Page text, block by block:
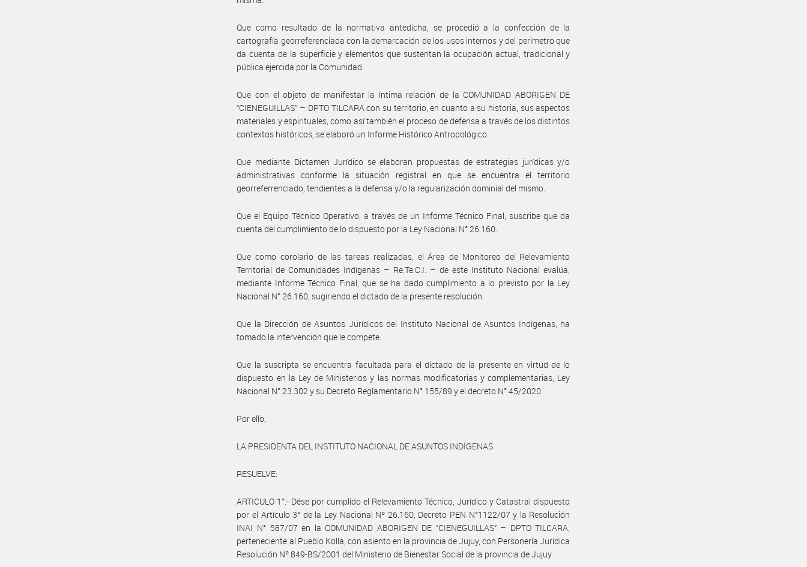
Que como resultado de la normativa antedicha, se procedió a la confección de la
cartografía georreferenciada con la demarcación de los usos internos y del perímetro que
da cuenta de la superficie y elementos que sustentan la ocupación actual, tradicional y
pública ejercida por la Comunidad.
Que con el objeto de manifestar la íntima relación de la COMUNIDAD ABORIGEN DE
“CIENEGUILLAS” – DPTO TILCARA con su territorio, en cuanto a su historia, sus aspectos
materiales y espirituales, como así también el proceso de defensa a través de los distintos
contextos históricos, se elaboró un Informe Histórico Antropológico.
Que mediante Dictamen Jurídico se elaboran propuestas de estrategias jurídicas y/o
administrativas conforme la situación registral en que se encuentra el territorio
georreferrenciado, tendientes a la defensa y/o la regularización dominial del mismo.
Que el Equipo Técnico Operativo, a través de un Informe Técnico Final, suscribe que da
cuenta del cumplimiento de lo dispuesto por la Ley Nacional N° 26.160.
Que como corolario de las tareas realizadas, el Área de Monitoreo del Relevamiento
Territorial de Comunidades Indígenas – Re.Te.C.I. – de este Instituto Nacional evalúa,
mediante Informe Técnico Final, que se ha dado cumplimiento a lo previsto por la Ley
Nacional N° 26.160, sugiriendo el dictado de la presente resolución.
Que la Dirección de Asuntos Jurídicos del Instituto Nacional de Asuntos Indígenas, ha
tomado la intervención que le compete.
Que la suscripta se encuentra facultada para el dictado de la presente en virtud de lo
dispuesto en la Ley de Ministerios y las normas modificatorias y complementarias, Ley
Nacional N° 23.302 y su Decreto Reglamentario N° 155/89 y el decreto N° 45/2020.
Por ello,
LA PRESIDENTA DEL INSTITUTO NACIONAL DE ASUNTOS INDÍGENAS
RESUELVE:
ARTICULO 1°.- Dése por cumplido el Relevamiento Técnico, Jurídico y Catastral dispuesto
por el Artículo 3° de la Ley Nacional Nº 26.160, Decreto PEN N°1122/07 y la Resolución
INAI N° 587/07 en la COMUNIDAD ABORIGEN DE “CIENEGUILLAS” – DPTO TILCARA,
perteneciente al Pueblo Kolla, con asiento en la provincia de Jujuy, con Personería Jurídica
Resolución Nº 849-BS/2001 del Ministerio de Bienestar Social de la provincia de Jujuy.